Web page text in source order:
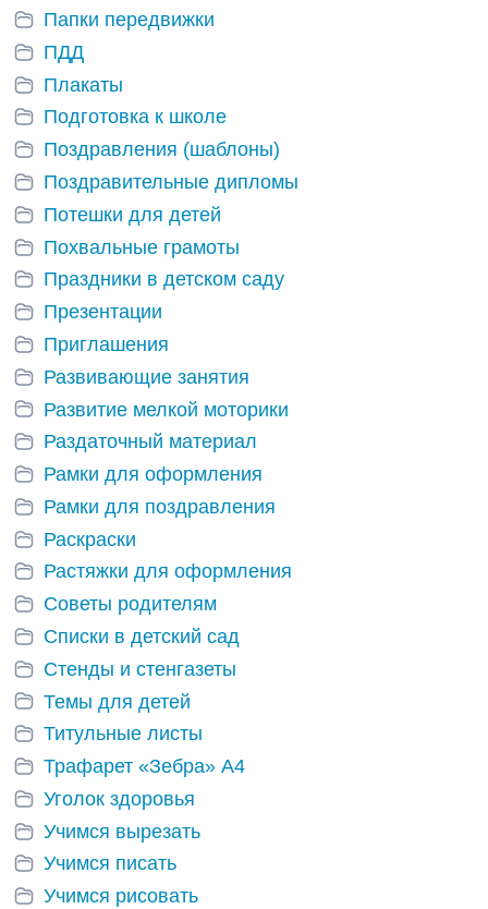
Папки передвижки
ПДД
Плакаты
Подготовка к школе
Поздравления (шаблоны)
Поздравительные дипломы
Потешки для детей
Похвальные грамоты
Праздники в детском саду
Презентации
Приглашения
Развивающие занятия
Развитие мелкой моторики
Раздаточный материал
Рамки для оформления
Рамки для поздравления
Раскраски
Растяжки для оформления
Советы родителям
Списки в детский сад
Стенды и стенгазеты
Темы для детей
Титульные листы
Трафарет «Зебра» А4
Уголок здоровья
Учимся вырезать
Учимся писать
Учимся рисовать